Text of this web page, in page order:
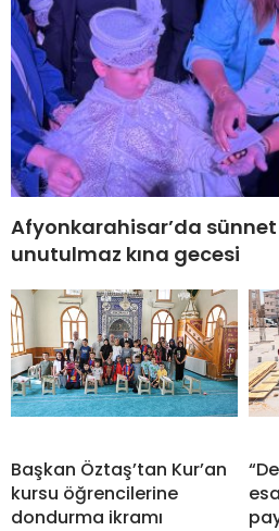
Afyonkarahisar’da
unutulmaz kına gecesi
Başkan Öztaş’tan Kur’an
kursu öğrencilerine
dondurma ikramı